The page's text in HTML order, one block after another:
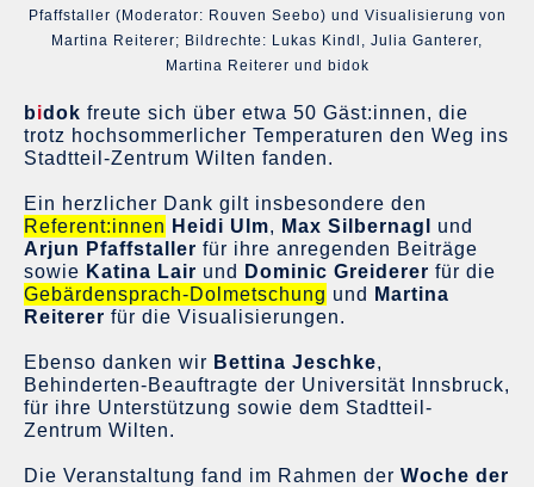
Pfaffstaller (Moderator: Rouven Seebo) und Visualisierung von
Martina Reiterer; Bildrechte: Lukas Kindl, Julia Ganterer,
Martina Reiterer und bidok
bidok freute sich über etwa 50 Gäst:innen, die
trotz hochsommerlicher Temperaturen den Weg ins
Stadtteil-Zentrum Wilten fanden.
Ein herzlicher Dank gilt insbesondere den
Referent:innen Heidi Ulm, Max Silbernagl
und
Arjun Pfaffstaller für ihre anregenden Beiträge
sowie Katina Lair und Dominic Greiderer für die
Gebärdensprach-Dolmetschung und
Martina
Reiterer für die Visualisierungen.
Ebenso danken wir Bettina Jeschke,
Behinderten-Beauftragte der Universität Innsbruck,
für ihre Unterstützung sowie dem Stadtteil-
Zentrum Wilten.
Die Veranstaltung fand im Rahmen der Woche der